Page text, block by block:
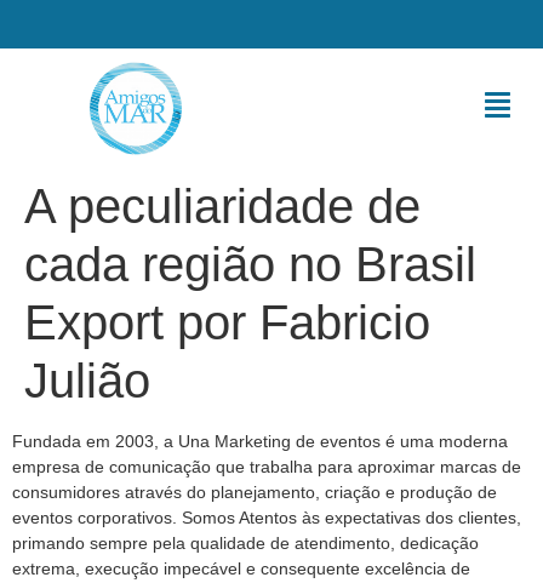
A peculiaridade de
cada região no Brasil
Export por Fabricio
Julião
Fundada em 2003, a Una Marketing de eventos é uma moderna
empresa de comunicação que trabalha para aproximar marcas de
consumidores através do planejamento, criação e produção de
eventos corporativos. Somos Atentos às expectativas dos clientes,
primando sempre pela qualidade de atendimento, dedicação
extrema, execução impecável e consequente excelência de